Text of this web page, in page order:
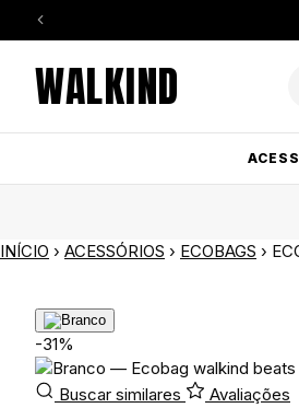
WALKIND
INÍCIO › ACESSÓRIOS › ECOBAGS ›
-31%
Buscar similares Avaliações